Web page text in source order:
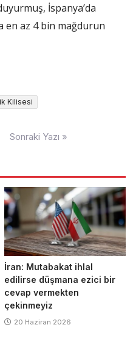
İspanya’da
en az 4 bin mağdurun
Kilisesi
Sonraki Yazı »
İran: Mutabakat ihlal
edilirse düşmana ezici bir
cevap vermekten
çekinmeyiz
20 Haziran 2026